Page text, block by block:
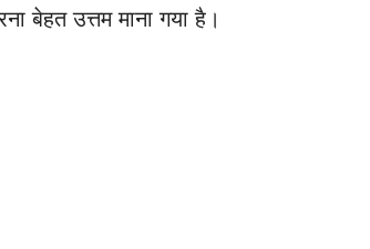
बेहत उत्तम माना गया है।